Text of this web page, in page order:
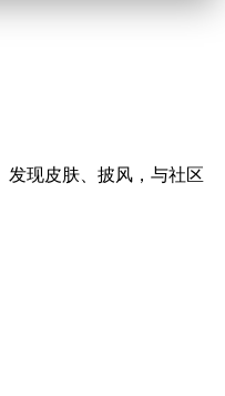
发现皮肤、披风，与社区